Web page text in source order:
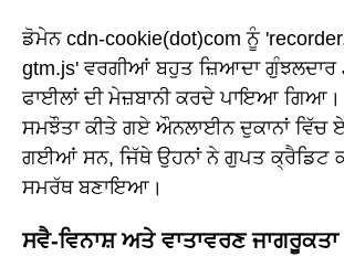
ਡੋਮੇਨ cdn-cookie(dot)com ਨੂੰ
gtm.js' ਵਰਗੀਆਂ ਬਹੁਤ ਜ਼ਿਆਦਾ ਗੁੰਝਲਦਾਰ
ਫਾਈਲਾਂ ਦੀ ਮੇਜ਼ਬਾਨੀ ਕਰਦੇ ਪਾਇਆ
ਸਮਝੌਤਾ ਕੀਤੇ ਗਏ ਔਨਲਾਈਨ ਦੁਕਾਨਾਂ ਵਿੱਚ
ਗਈਆਂ ਸਨ, ਜਿੱਥੇ ਉਹਨਾਂ ਨੇ ਗੁਪਤ ਕ੍ਰੈਡਿਟ
ਸਮਰੱਥ ਬਣਾਇਆ।
ਸਵੈ-ਵਿਨਾਸ਼ ਅਤੇ ਵਾਤਾਵਰਣ ਜਾਗਰੂਕਤਾ